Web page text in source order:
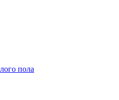
пола